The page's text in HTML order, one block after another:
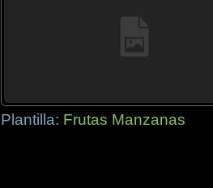
Plantilla: Frutas Manzanas